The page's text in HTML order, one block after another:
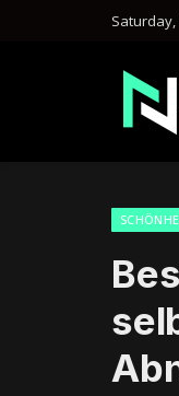
Saturday,